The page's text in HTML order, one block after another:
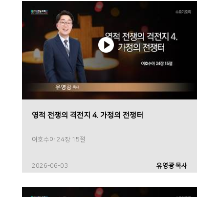
영적 전쟁의 격전지 4. 가정의 전쟁터
여호수아 24장 15절
2026-06-03 유영광 목사